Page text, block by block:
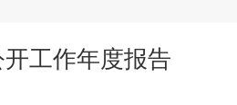
工作年度报告